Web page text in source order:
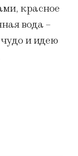
красное
вода –
и идею